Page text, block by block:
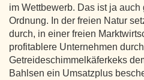
im Wettbewerb. Das ist ja
Ordnung. In der freien Natur
durch, in einer freien
profitablere Unternehmen
Getreideschimmelkäferkeks
Bahlsen ein Umsatzplus